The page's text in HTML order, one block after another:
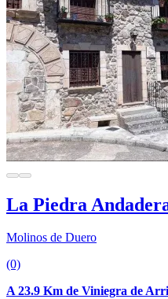
La Piedra
Molinos de Duero
(0)
A 23.9 Km de Viniegra de